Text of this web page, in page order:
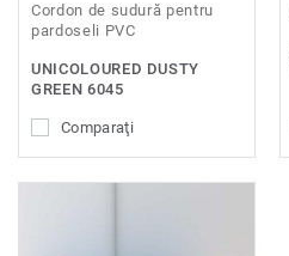
Cordon de sudură pentru
pardoseli PVC
UNICOLOURED DUSTY
GREEN 6045
Comparaţi